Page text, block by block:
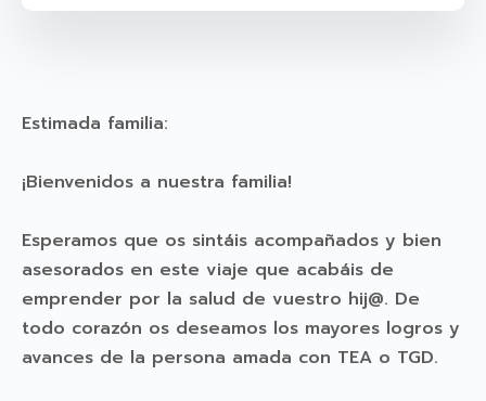
Estimada familia:
¡Bienvenidos a nuestra familia!
Esperamos que os sintáis acompañados y bien
asesorados en este viaje que acabáis de
emprender por la salud de vuestro hij@. De
todo corazón os deseamos los mayores logros y
avances de la persona amada con TEA o TGD.